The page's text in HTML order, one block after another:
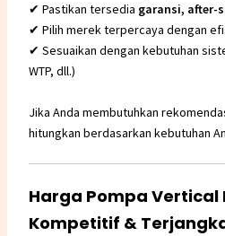
✔ Pastikan tersedia garansi, after-
✔ Pilih merek terpercaya dengan
✔ Sesuaikan dengan kebutuhan
WTP, dll.)
Jika Anda membutuhkan
hitungkan berdasarkan kebutuhan
Harga Pompa Vertical
Kompetitif &